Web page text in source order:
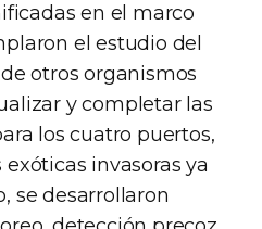
en el marco
el estudio del
otros organismos
y completar las
los cuatro puertos,
invasoras ya
se desarrollaron